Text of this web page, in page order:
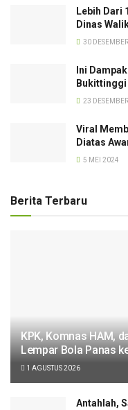
Lebih Dari
Dinas
30
Ini
Bukittinggi
23
Viral
Diatas
5 MEI 2024
Berita Terbaru
KPK, Komnas HAM,
Lempar Bola Panas
1 AGUSTUS 2026
Antahlah,